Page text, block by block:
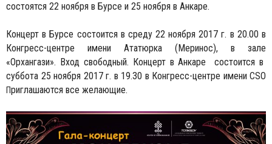
состоятся 22 ноября в Бурсе и 25 ноября в Анкаре.
Концерт в Бурсе состоится в среду 22 ноября 2017 г. в 20.00 в
Конгресс-центре имени Ататюрка (Меринос), в зале
«Орхангази». Вход свободный. Концерт в Анкаре состоится в
суббота 25 ноября 2017 г. в 19.30 в Конгресс-центре имени CSO
Приглашаются все желающие.